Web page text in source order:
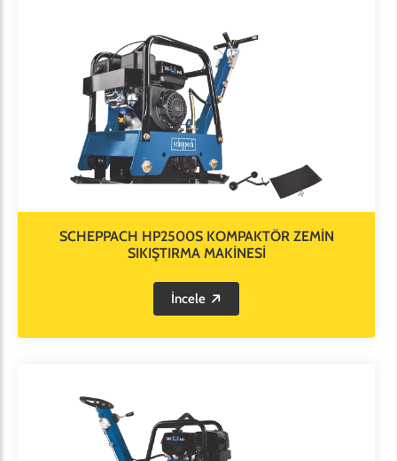
SCHEPPACH HP2500S KOMPAKTÖR ZEMİN
SIKIŞTIRMA MAKİNESİ
İncele